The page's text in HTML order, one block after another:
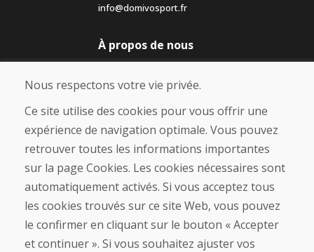
info@domivosport.fr
À propos de nous
Blog
À propos de nous
Boutique
Contact
Achat
Boutique en ligne
Expédition et paiement
Procédure de réclamation
Politique de retour et d’échange
Politique de confidentialité (RGPD)
Gestion des Cookies
Nous respectons votre vie privée.
Ce site utilise des cookies pour vous offrir une
expérience de navigation optimale. Vous pouvez
retrouver toutes les informations importantes
sur la page Cookies. Les cookies nécessaires sont
automatiquement activés. Si vous acceptez tous
les cookies trouvés sur ce site Web, vous pouvez
le confirmer en cliquant sur le bouton « Accepter
et continuer ». Si vous souhaitez ajuster vos